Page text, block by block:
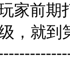
家前期
，就到